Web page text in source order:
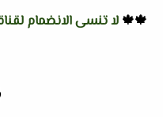
🍁🍁 لا تنسى الانضمام